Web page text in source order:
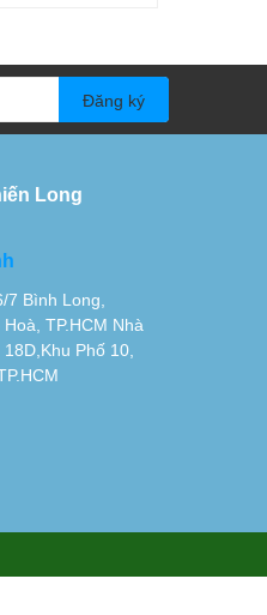
Đăng ký
Long
Bình Long,
TP.HCM Nhà
Phố 10,